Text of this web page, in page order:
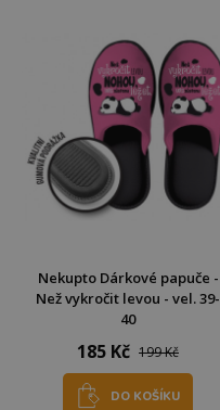
Nekupto Dárkové papuče -
Než vykročit levou - vel. 39-
40
185 Kč 199 Kč
DO KOŠÍKU